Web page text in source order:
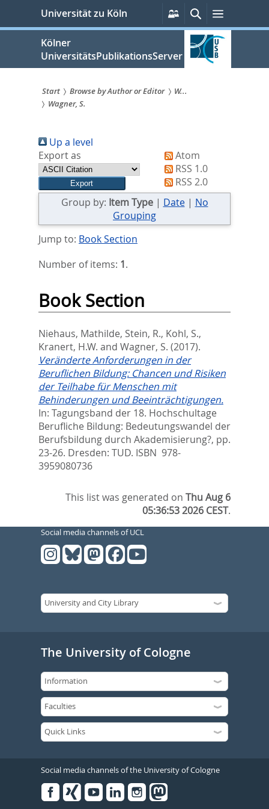
springen
Universität zu Köln
Persönliche
Services
SucheMenü
Kölner
UniversitätsPublikationsServer
Sie
sind
hier:
Start Browse by Author or Editor
W...
Wagner, S.
Up a level
Export as
Atom
RSS 1.0
RSS 2.0
Group by: Item Type| Date| No
Grouping
Jump to: Book Section
Number of items: 1.
Book Section
Niehaus, Mathilde, Stein, R., Kohl, S.,
Kranert, H.W. and Wagner, S. (2017).
Veränderte Anforderungen in der
Beruflichen Bildung: Chancen und Risiken
der Teilhabe für Menschen mit
Behinderungen und Beeinträchtigungen.
In: Tagungsband der 18. Hochschultage
Berufliche Bildung: Bedeutungswandel der
Berufsbildung durch Akademisierung?, pp.
23-26. Dresden: TUD. ISBN ‎ 978-
3959080736
This list was generated onThu Aug 6
05:36:53 2026 CEST.
Social media channels of UCL
The University of Cologne
Social media channels of the University of Cologne